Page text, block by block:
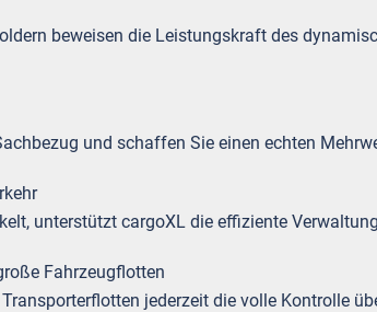
beweisen die Leistungskraft des
und schaffen Sie einen echten
unterstützt cargoXL die effiziente
Fahrzeugflotten
jederzeit die volle Kontrolle